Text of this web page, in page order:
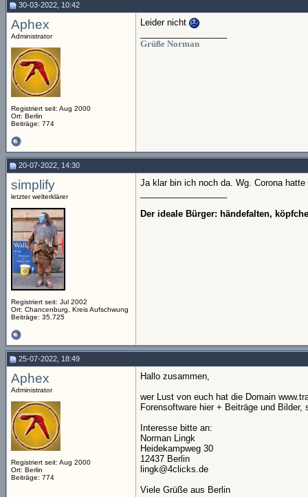
30-03-2022, 10:42
Aphex
Administrator
Registriert seit: Aug 2000
Ort: Berlin
Beiträge: 774
Leider nicht
Grüße Norman
20-07-2022, 14:30
simplify
letzter welterklärer
Registriert seit: Jul 2002
Ort: Chancenburg, Kreis Aufschwung
Beiträge: 35.725
Ja klar bin ich noch da. Wg. Corona
Der ideale Bürger: händefalten,
25-07-2022, 18:49
Aphex
Administrator
Registriert seit: Aug 2000
Ort: Berlin
Beiträge: 774
Hallo zusammen,
wer Lust von euch hat die Domain
Forensoftware hier + Beiträge und Bilder,
Interesse bitte an:
Norman Lingk
Heidekampweg 30
12437 Berlin
lingk@4clicks.de
Viele Grüße aus Berlin